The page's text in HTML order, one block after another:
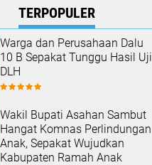
TERPOPULER
Warga dan Perusahaan Dalu
10 B Sepakat Tunggu Hasil Uji
DLH
Wakil Bupati Asahan Sambut
Hangat Komnas Perlindungan
Anak, Sepakat Wujudkan
Kabupaten Ramah Anak